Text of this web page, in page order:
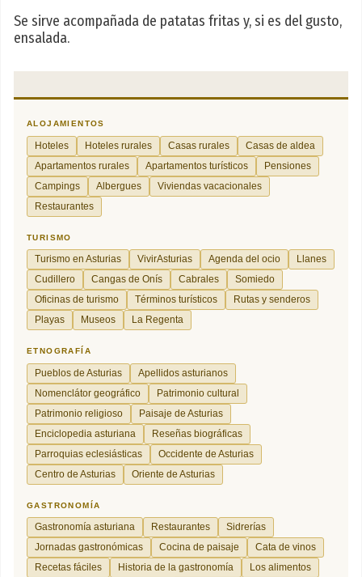
Se sirve acompañada de patatas fritas y, si es del gusto,
ensalada.